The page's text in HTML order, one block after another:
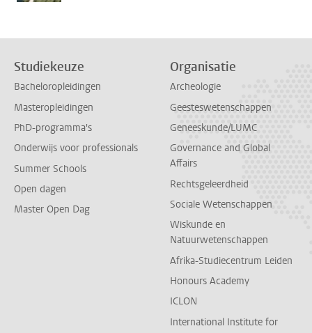
Studiekeuze
Bacheloropleidingen
Masteropleidingen
PhD-programma's
Onderwijs voor professionals
Summer Schools
Open dagen
Master Open Dag
Organisatie
Archeologie
Geesteswetenschappen
Geneeskunde/LUMC
Governance and Global
Affairs
Rechtsgeleerdheid
Sociale Wetenschappen
Wiskunde en
Natuurwetenschappen
Afrika-Studiecentrum Leiden
Honours Academy
ICLON
International Institute for